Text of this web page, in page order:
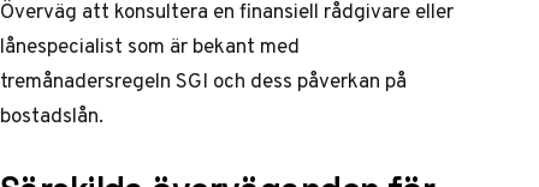
Överväg att konsultera en finansiell rådgivare eller
lånespecialist som är bekant med
tremånadersregeln SGI och dess påverkan på
bostadslån.